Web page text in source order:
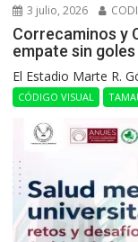
3 julio, 2026
Correcaminos y
empate sin
El Estadio Marte R.
CÓDIGO VISUAL